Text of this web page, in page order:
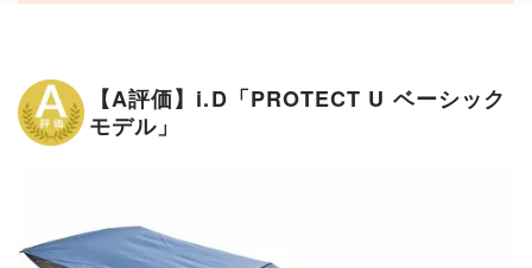
【A評価】i.D「PROTECT U ベーシック
モデル」